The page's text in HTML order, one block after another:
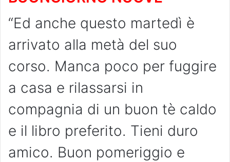
“Ed anche questo martedì è
arrivato alla metà del suo
corso. Manca poco per fuggire
a casa e rilassarsi in
compagnia di un buon tè caldo
e il libro preferito. Tieni duro
amico. Buon pomeriggio e